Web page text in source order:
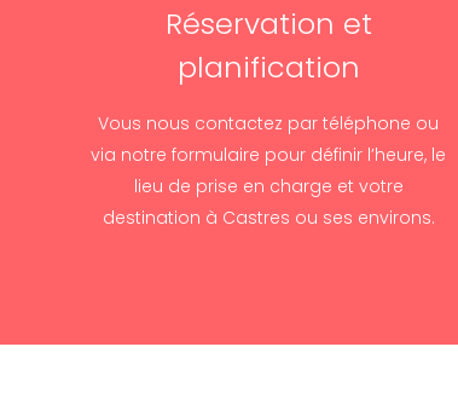
Réservation et
planification
Vous nous contactez par téléphone ou
via notre formulaire pour définir l’heure, le
lieu de prise en charge et votre
destination à Castres ou ses environs.